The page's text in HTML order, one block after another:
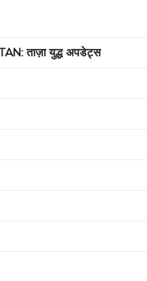
ताज़ा युद्ध अपडेट्स